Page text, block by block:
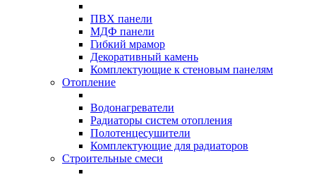
ПВХ панели
МДФ панели
Гибкий мрамор
Декоративный камень
Комплектующие к стеновым панелям
Отопление
Водонагреватели
Радиаторы систем отопления
Полотенцесушители
Комплектующие для радиаторов
Строительные смеси